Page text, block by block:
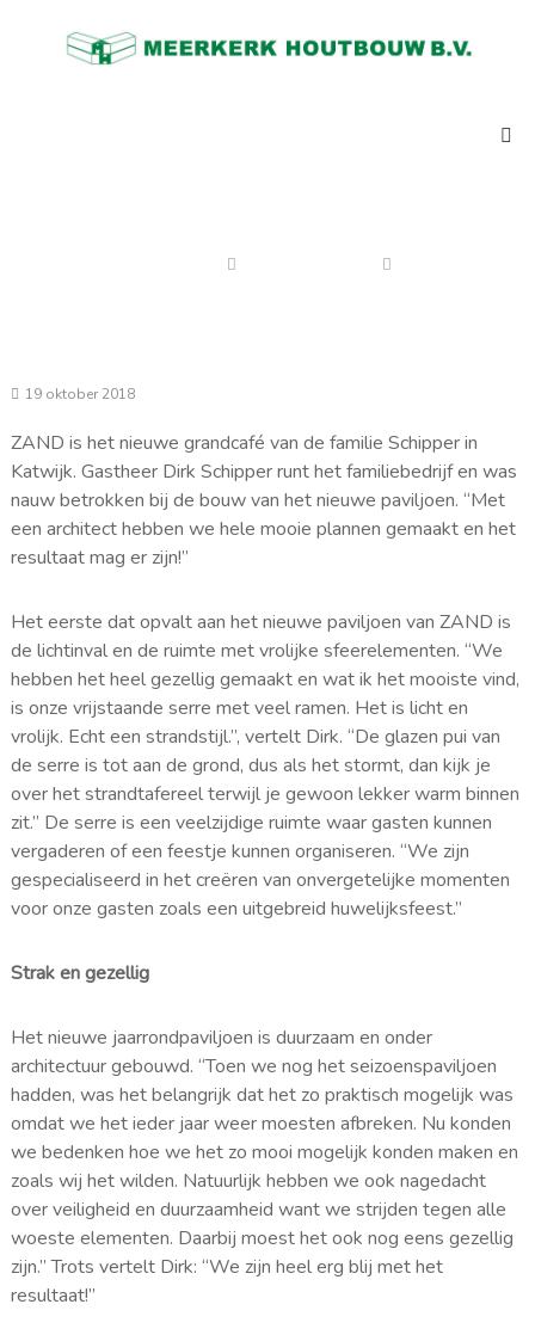
Meerkerk
Houtbouw
19 oktober 2018
ZAND is het nieuwe grandcafé van de familie Schipper in
Katwijk. Gastheer Dirk Schipper runt het familiebedrijf en was
nauw betrokken bij de bouw van het nieuwe paviljoen. “Met
een architect hebben we hele mooie plannen gemaakt en het
resultaat mag er zijn!”
Het eerste dat opvalt aan het nieuwe paviljoen van ZAND is
de lichtinval en de ruimte met vrolijke sfeerelementen. “We
hebben het heel gezellig gemaakt en wat ik het mooiste vind,
is onze vrijstaande serre met veel ramen. Het is licht en
vrolijk. Echt een strandstijl.”, vertelt Dirk. “De glazen pui van
de serre is tot aan de grond, dus als het stormt, dan kijk je
over het strandtafereel terwijl je gewoon lekker warm binnen
zit.” De serre is een veelzijdige ruimte waar gasten kunnen
vergaderen of een feestje kunnen organiseren. “We zijn
gespecialiseerd in het creëren van onvergetelijke momenten
voor onze gasten zoals een uitgebreid huwelijksfeest.”
Strak en gezellig
Het nieuwe jaarrondpaviljoen is duurzaam en onder
architectuur gebouwd. “Toen we nog het seizoenspaviljoen
hadden, was het belangrijk dat het zo praktisch mogelijk was
omdat we het ieder jaar weer moesten afbreken. Nu konden
we bedenken hoe we het zo mooi mogelijk konden maken en
zoals wij het wilden. Natuurlijk hebben we ook nagedacht
over veiligheid en duurzaamheid want we strijden tegen alle
woeste elementen. Daarbij moest het ook nog eens gezellig
zijn.” Trots vertelt Dirk: “We zijn heel erg blij met het
resultaat!”